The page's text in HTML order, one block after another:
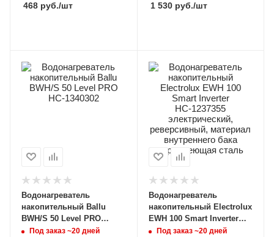
468 руб./шт
материал внутреннего
1 530руб./шт
Водонагреватель
накопительный Ballu
BWH/S 50 Level PRO
НС-1340302
Под заказ ~20 дней
Водонагреватель
накопительный Electrolux
EWH 100 Smart Inverter
НС-1237355
Под заказ ~20 дней